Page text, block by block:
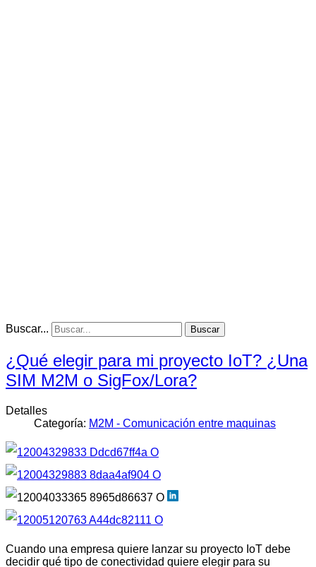
Buscar... Buscar
¿Qué elegir para mi proyecto IoT? ¿Una
SIM M2M o SigFox/Lora?
Detalles
Categoría: M2M - Comunicación entre maquinas
Cuando una empresa quiere lanzar su proyecto IoT debe
decidir qué tipo de conectividad quiere elegir para su